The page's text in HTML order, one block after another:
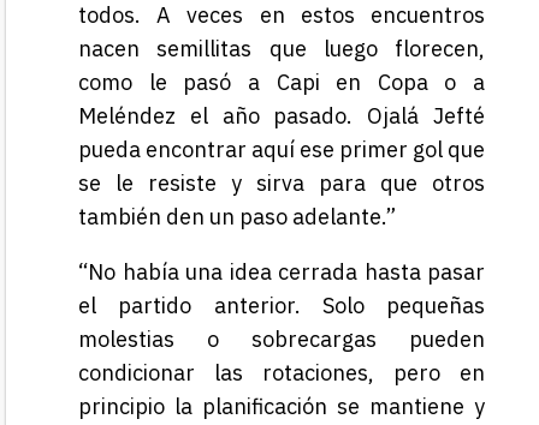
todos. A veces en estos encuentros
nacen semillitas que luego florecen,
como le pasó a Capi en Copa o a
Meléndez el año pasado. Ojalá Jefté
pueda encontrar aquí ese primer gol que
se le resiste y sirva para que otros
también den un paso adelante.”
“No había una idea cerrada hasta pasar
el partido anterior. Solo pequeñas
molestias o sobrecargas pueden
condicionar las rotaciones, pero en
principio la planificación se mantiene y